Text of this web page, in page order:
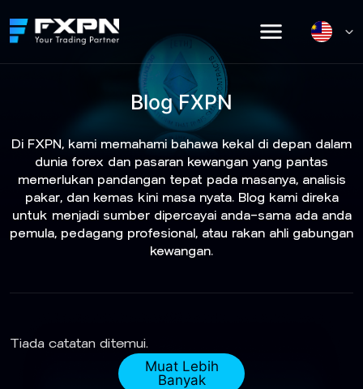
to
content
Blog FXPN
Di FXPN, kami memahami bahawa kekal di depan dalam
dunia forex dan pasaran kewangan yang pantas
memerlukan pandangan tepat pada masanya, analisis
pakar, dan kemas kini masa nyata. Blog kami direka
untuk menjadi sumber dipercayai anda—sama ada anda
pemula, pedagang profesional, atau rakan ahli gabungan
kewangan.
Tiada catatan ditemui.
Muat Lebih
Banyak